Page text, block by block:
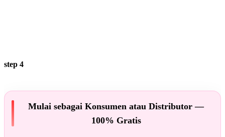
step 4
Mulai sebagai Konsumen atau Distributor —
100% Gratis